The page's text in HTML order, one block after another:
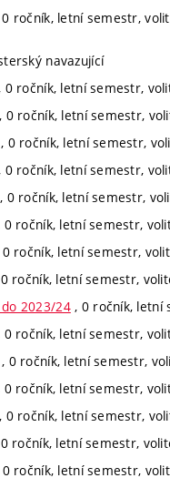
0 ročník, letní semestr,
navazující
0 ročník, letní semestr,
, 0 ročník, letní semestr,
, 0 ročník, letní semestr,
0 ročník, letní semestr,
, 0 ročník, letní semestr,
0 ročník, letní semestr,
0 ročník, letní semestr,
ročník, letní semestr,
do 2023/24, 0 ročník, letní
0 ročník, letní semestr,
, 0 ročník, letní semestr,
0 ročník, letní semestr,
, 0 ročník, letní semestr,
ročník, letní semestr,
0 ročník, letní semestr,